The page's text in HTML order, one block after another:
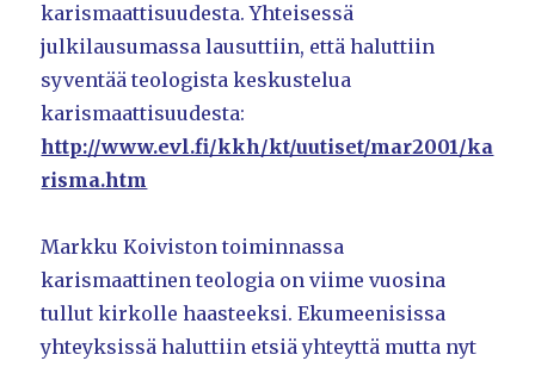
karismaattisuudesta. Yhteisessä
julkilausumassa lausuttiin, että haluttiin
syventää teologista keskustelua
karismaattisuudesta:
http://www.evl.fi/kkh/kt/uutiset/mar2001/ka
risma.htm
Markku Koiviston toiminnassa
karismaattinen teologia on viime vuosina
tullut kirkolle haasteeksi. Ekumeenisissa
yhteyksissä haluttiin etsiä yhteyttä mutta nyt